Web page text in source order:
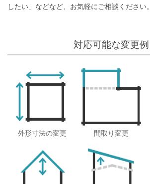
したい」などなど、お気軽にご相談ください。
対応可能な変更例
外形寸法の変更 間取り変更